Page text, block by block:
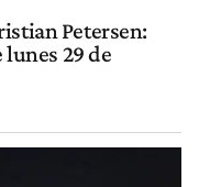
Petersen:
lunes 29 de